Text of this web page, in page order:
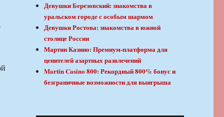
Девушки Березовский: знакомства в
уральском городе с особым шармом
Девушки Ростова: знакомства в южной
столице России
Мартин Казино: Премиум-платформа для
ценителей азартных развлечений
Martin Casino 800: Рекордный 800% бонус и
безграничные возможности для выигрыша